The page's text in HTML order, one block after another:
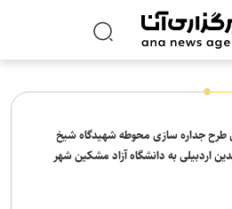
طرح جداره سازی محوطه شهیدگاه شیخ
اردبیلی به دانشگاه آزاد مشکین شهر